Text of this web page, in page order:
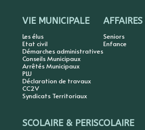
VIE MUNICIPALE
Les élus
Etat civil
Démarches administratives
Conseils Municipaux
Arrêtés Municipaux
PLU
Déclaration de travaux
CC2V
Syndicats Territoriaux
Seniors
Enfance
SCOLAIRE & PERISCOLAIRE